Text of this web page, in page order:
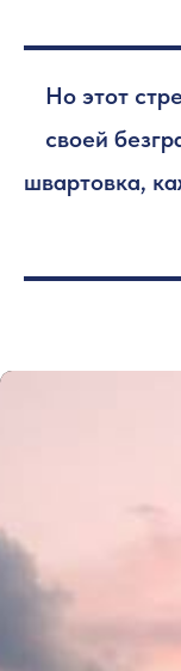
Но этот
своей
швартовка,